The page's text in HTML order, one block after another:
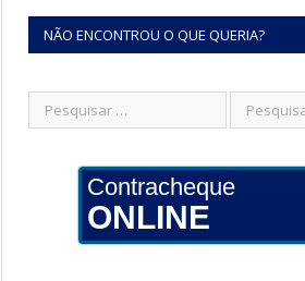
NÃO ENCONTROU O QUE QUERIA?
Contracheque
ONLINE